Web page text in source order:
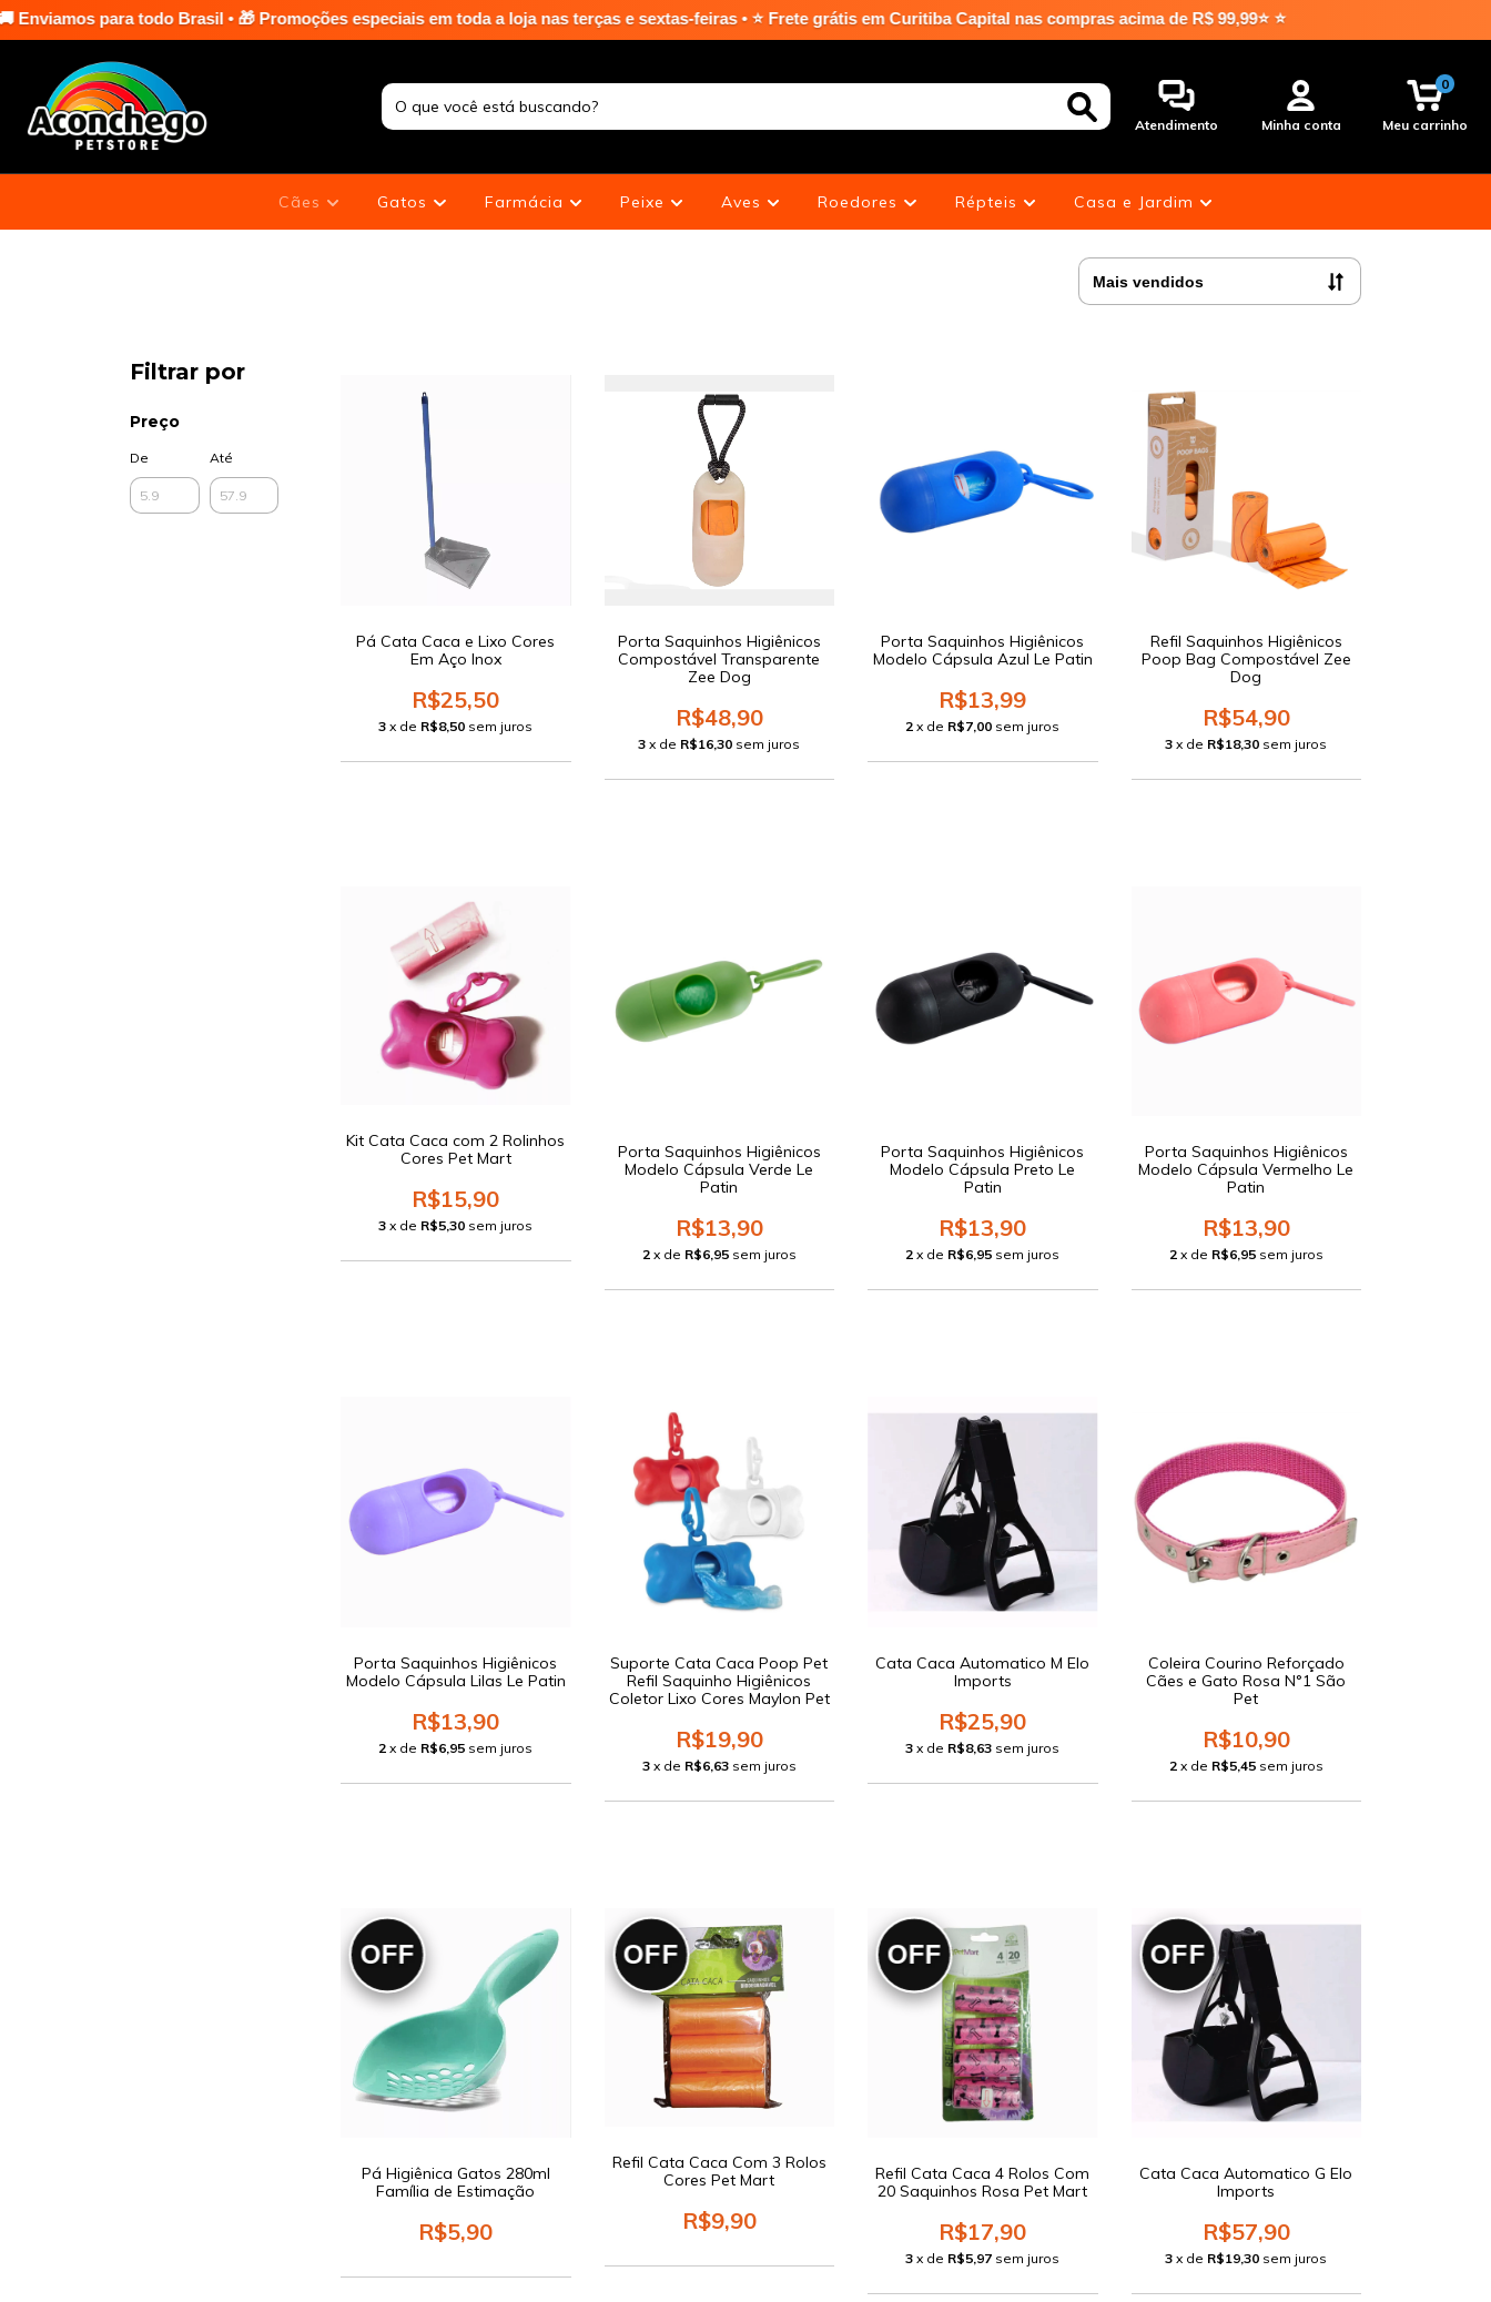
todo Brasil • 🎁 Promoções especiais em toda a loja nas terças e sextas-feiras • ⭐ Frete grátis em Curitiba Capital nas compras acima de R$ 99,99⭐ ⭐
Atendimento Minha conta Meu carrinho
0
Cães Gatos Farmácia Peixe Aves Roedores Répteis Casa e Jardim
Filtrar por
Preço
De Até
Pá Cata Caca e Lixo Cores
Em Aço Inox
R$25,50
3 x de R$8,50 sem juros
Porta Saquinhos Higiênicos
Compostável Transparente
Zee Dog
R$48,90
3 x de R$16,30 sem juros
Porta Saquinhos Higiênicos
Modelo Cápsula Azul Le Patin
R$13,99
2 x de R$7,00 sem juros
Refil Saquinhos Higiênicos
Poop Bag Compostável Zee
Dog
R$54,90
3 x de R$18,30 sem juros
Kit Cata Caca com 2 Rolinhos
Cores Pet Mart
R$15,90
3 x de R$5,30 sem juros
Porta Saquinhos Higiênicos
Modelo Cápsula Verde Le
Patin
R$13,90
2 x de R$6,95 sem juros
Porta Saquinhos Higiênicos
Modelo Cápsula Preto Le
Patin
R$13,90
2 x de R$6,95 sem juros
Porta Saquinhos Higiênicos
Modelo Cápsula Vermelho Le
Patin
R$13,90
2 x de R$6,95 sem juros
Porta Saquinhos Higiênicos
Modelo Cápsula Lilas Le Patin
R$13,90
2 x de R$6,95 sem juros
Suporte Cata Caca Poop Pet
Refil Saquinho Higiênicos
Coletor Lixo Cores Maylon Pet
R$19,90
3 x de R$6,63 sem juros
Cata Caca Automatico M Elo
Imports
R$25,90
3 x de R$8,63 sem juros
Coleira Courino Reforçado
Cães e Gato Rosa N°1 São
Pet
R$10,90
2 x de R$5,45 sem juros
OFF
Pá Higiênica Gatos 280ml
Família de Estimação
R$5,90
OFF
Refil Cata Caca Com 3 Rolos
Cores Pet Mart
R$9,90
OFF
Refil Cata Caca 4 Rolos Com
20 Saquinhos Rosa Pet Mart
R$17,90
3 x de R$5,97 sem juros
OFF
Cata Caca Automatico G Elo
Imports
R$57,90
3 x de R$19,30 sem juros